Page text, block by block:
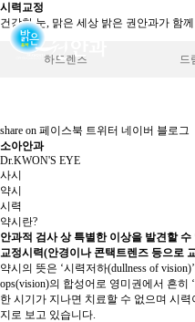
시력교정
건강한 눈, 맑은 세상 밝은 권안과가 함
하드렌즈 드
share on 페이스북 트위터 네이버 블로그
소아안과
Dr.KWON'S EYE
사시
약시
시력
약시란?
안과적 검사 상 특별한 이상을 발견할 수
교정시력(안경이나 콘택트렌즈 등으로
약시의 뜻은 ‘시력저하(dullness of
ops(vision)의 합성어로 영미권에서 흔히
한 시기가 지나면 치료할 수 없으며 시
지로 보고 있습니다.